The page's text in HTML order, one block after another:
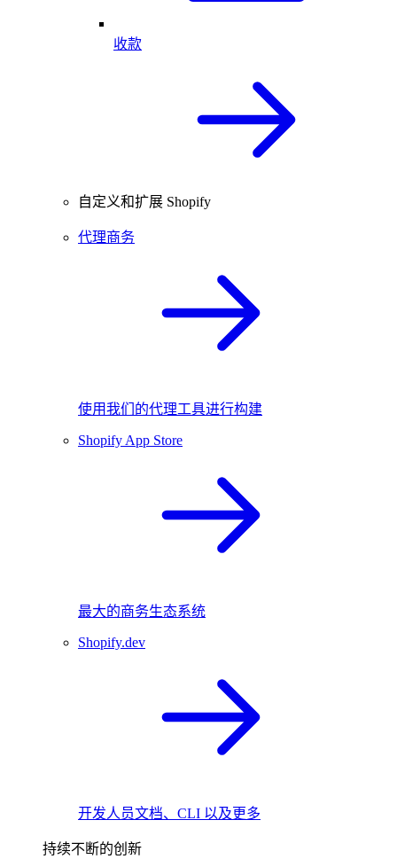
收款
自定义和扩展 Shopify
代理商务
使用我们的代理工具进行构建
Shopify App Store
最大的商务生态系统
Shopify.dev
开发人员文档、CLI 以及更多
持续不断的创新